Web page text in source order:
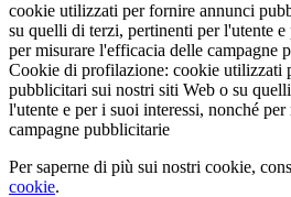
cookie utilizzati per fornire annunci
su quelli di terzi, pertinenti per l'utente
per misurare l'efficacia delle campagne
Cookie di profilazione: cookie utilizzati
pubblicitari sui nostri siti Web o su
l'utente e per i suoi interessi, nonché
campagne pubblicitarie
Per saperne di più sui nostri cookie,
cookie.